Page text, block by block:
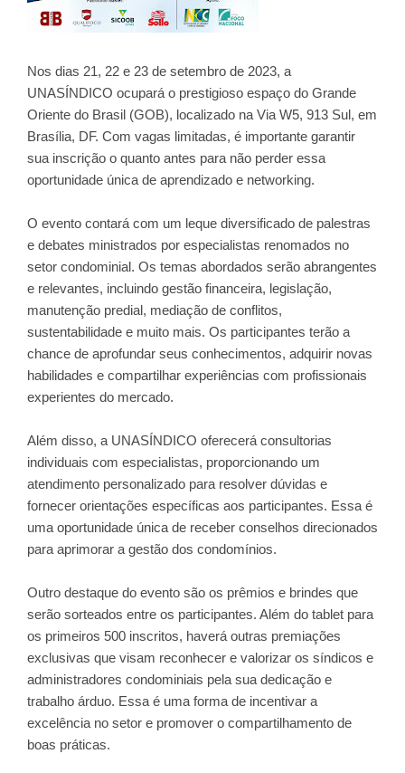
Nos dias 21, 22 e 23 de setembro de 2023, a
UNASÍNDICO ocupará o prestigioso espaço do Grande
Oriente do Brasil (GOB), localizado na Via W5, 913 Sul, em
Brasília, DF. Com vagas limitadas, é importante garantir
sua inscrição o quanto antes para não perder essa
oportunidade única de aprendizado e networking.
O evento contará com um leque diversificado de palestras
e debates ministrados por especialistas renomados no
setor condominial. Os temas abordados serão abrangentes
e relevantes, incluindo gestão financeira, legislação,
manutenção predial, mediação de conflitos,
sustentabilidade e muito mais. Os participantes terão a
chance de aprofundar seus conhecimentos, adquirir novas
habilidades e compartilhar experiências com profissionais
experientes do mercado.
Além disso, a UNASÍNDICO oferecerá consultorias
individuais com especialistas, proporcionando um
atendimento personalizado para resolver dúvidas e
fornecer orientações específicas aos participantes. Essa é
uma oportunidade única de receber conselhos direcionados
para aprimorar a gestão dos condomínios.
Outro destaque do evento são os prêmios e brindes que
serão sorteados entre os participantes. Além do tablet para
os primeiros 500 inscritos, haverá outras premiações
exclusivas que visam reconhecer e valorizar os síndicos e
administradores condominiais pela sua dedicação e
trabalho árduo. Essa é uma forma de incentivar a
excelência no setor e promover o compartilhamento de
boas práticas.